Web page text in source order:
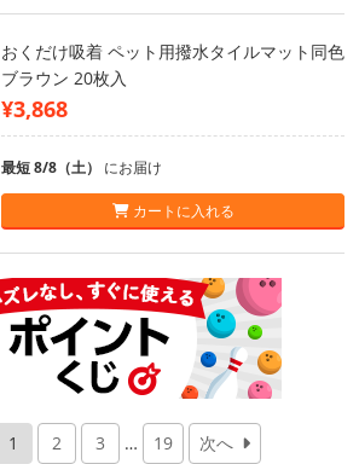
おくだけ吸着 ペット用撥水タイルマット同色
ブラウン 20枚入
¥3,868
最短 8/8（土） にお届け
カートに入れる
1 2 3 … 19 次へ